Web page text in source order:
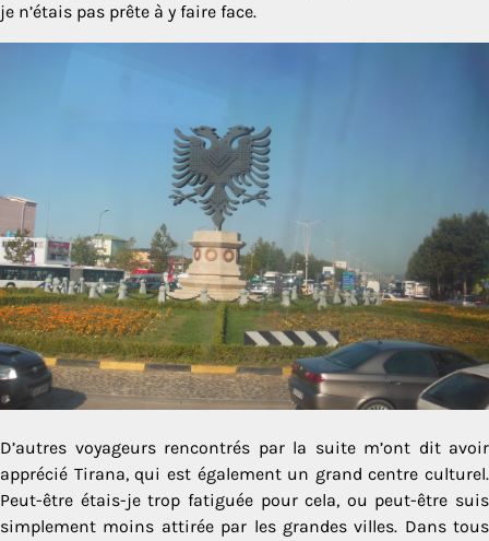
je n’étais pas prête à y faire face.
D’autres voyageurs rencontrés par la suite m’ont dit avoir
apprécié Tirana, qui est également un grand centre culturel.
Peut-être étais-je trop fatiguée pour cela, ou peut-être suis
simplement moins attirée par les grandes villes. Dans tous